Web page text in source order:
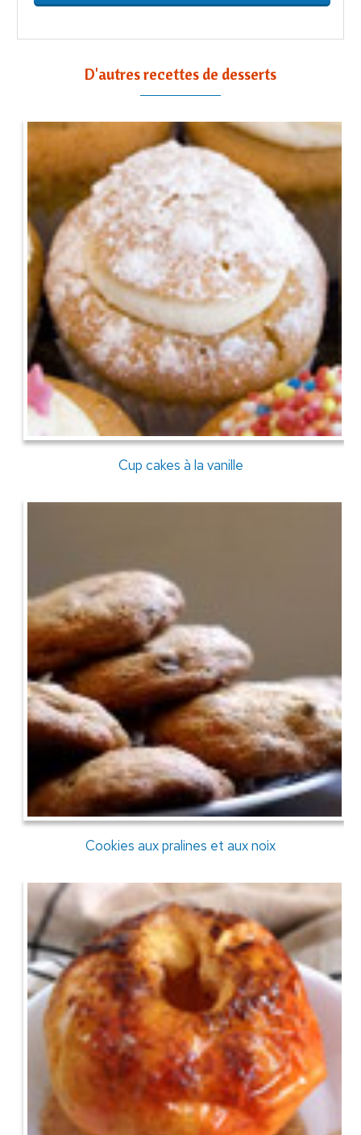
D'autres recettes de desserts
Cup cakes à la vanille
Cookies aux pralines et aux noix